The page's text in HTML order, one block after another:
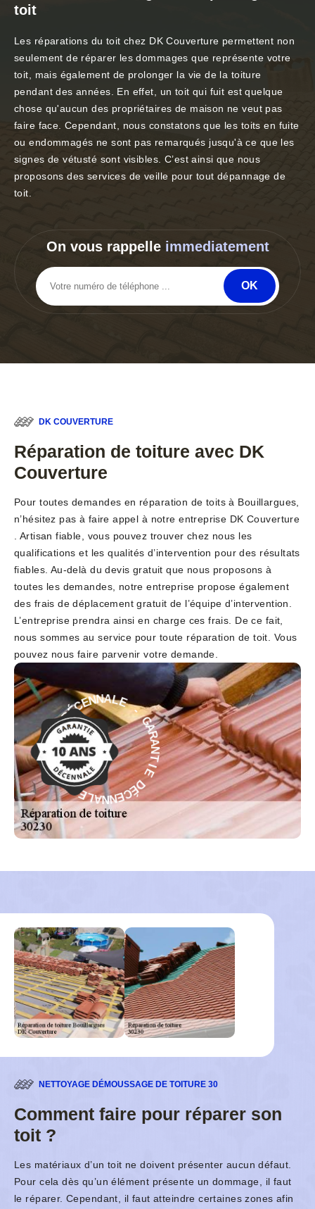
toit
Les réparations du toit chez DK Couverture permettent non
seulement de réparer les dommages que représente votre
toit, mais également de prolonger la vie de la toiture
pendant des années. En effet, un toit qui fuit est quelque
chose qu'aucun des propriétaires de maison ne veut pas
faire face. Cependant, nous constatons que les toits en fuite
ou endommagés ne sont pas remarqués jusqu'à ce que les
signes de vétusté sont visibles. C’est ainsi que nous
proposons des services de veille pour tout dépannage de
toit.
On vous rappelle immediatement
DK COUVERTURE
Réparation de toiture avec DK
Couverture
Pour toutes demandes en réparation de toits à Bouillargues,
n’hésitez pas à faire appel à notre entreprise DK Couverture
. Artisan fiable, vous pouvez trouver chez nous les
qualifications et les qualités d’intervention pour des résultats
fiables. Au-delà du devis gratuit que nous proposons à
toutes les demandes, notre entreprise propose également
des frais de déplacement gratuit de l’équipe d’intervention.
L’entreprise prendra ainsi en charge ces frais. De ce fait,
nous sommes au service pour toute réparation de toit. Vous
pouvez nous faire parvenir votre demande.
G
A
R
A
N
T
I
E
D
É
C
E
N
NALE - GAR
A
N
T
I
E
D
É
C
E
N
N
A
L
E
-
NETTOYAGE DÉMOUSSAGE DE TOITURE 30
Comment faire pour réparer son
toit ?
Les matériaux d’un toit ne doivent présenter aucun défaut.
Pour cela dès qu’un élément présente un dommage, il faut
le réparer. Cependant, il faut atteindre certaines zones afin